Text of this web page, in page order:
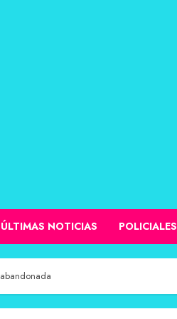
ÚLTIMAS NOTICIAS POLICIALES
abandonada